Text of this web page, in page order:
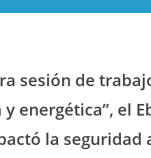
sesión de
energética”, el
la